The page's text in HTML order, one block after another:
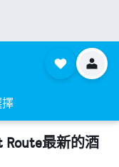
Route最新的酒